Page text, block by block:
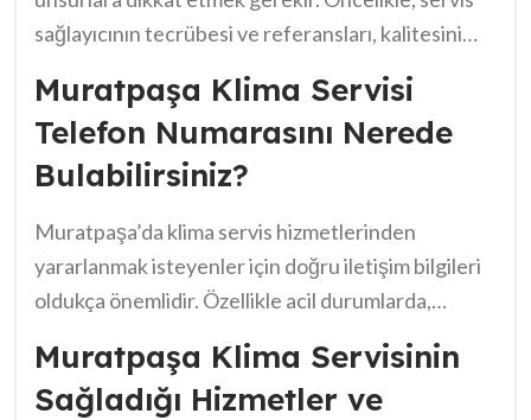
sağlayıcının tecrübesi ve referansları, kalitesini
hizmetlerin kapsamı ve fiyatlandırma yapısı
hakkında bilgi sahibi olmak faydalı olacaktır.
Alternatifleri değerlendirirken, müşteri
Unutmayın ki, iyi bir servis yalnızca arıza onarımları
değil,periyodik bakımhizmetleri de sunmalıdır. O
nedenle,Muratpaşa klima servisi telefon
numarası alarak iletişime geçmek akıllıca bir adım
Muratpaşa Klima Servisi
Telefon Numarasını Nerede
Bulabilirsiniz?
Muratpaşa’da klima servis hizmetlerinden
yararlanmak isteyenler için doğru iletişim bilgileri
oldukça önemlidir. Özellikle acil durumlarda,
bulmak zaman alıcı olabilir. Bu durumu önlemek
için, yerel işletmelerin web siteleri ya da sosyal
Muratpaşa Klima Servisinin
Sağladığı Hizmetler ve